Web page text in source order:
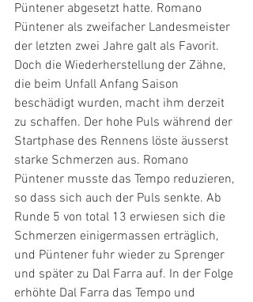
Püntener abgesetzt hatte. Romano
Püntener als zweifacher Landesmeister
der letzten zwei Jahre galt als Favorit.
Doch die Wiederherstellung der Zähne,
die beim Unfall Anfang Saison
beschädigt wurden, macht ihm derzeit
zu schaffen. Der hohe Puls während der
Startphase des Rennens löste äusserst
starke Schmerzen aus. Romano
Püntener musste das Tempo reduzieren,
so dass sich auch der Puls senkte. Ab
Runde 5 von total 13 erwiesen sich die
Schmerzen einigermassen erträglich,
und Püntener fuhr wieder zu Sprenger
und später zu Dal Farra auf. In der Folge
erhöhte Dal Farra das Tempo und